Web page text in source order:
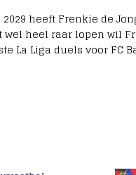
heeft Frenkie de
heel raar lopen wil
La Liga duels voor FC